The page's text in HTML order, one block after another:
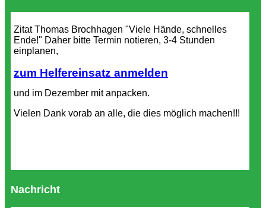
Zitat Thomas Brochhagen "Viele Hände, schnelles
Ende!" Daher bitte Termin notieren, 3-4 Stunden
einplanen,
zum Helfereinsatz anmelden
und im Dezember mit anpacken.
Vielen Dank vorab an alle, die dies möglich machen!!!
Nachricht